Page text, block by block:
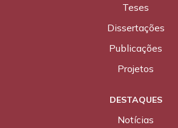
Teses
Dissertações
Publicações
Projetos
DESTAQUES
Notícias